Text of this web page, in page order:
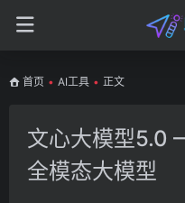
首页 • AI工具 • 正文
文心大模型5.0
全模态大模型